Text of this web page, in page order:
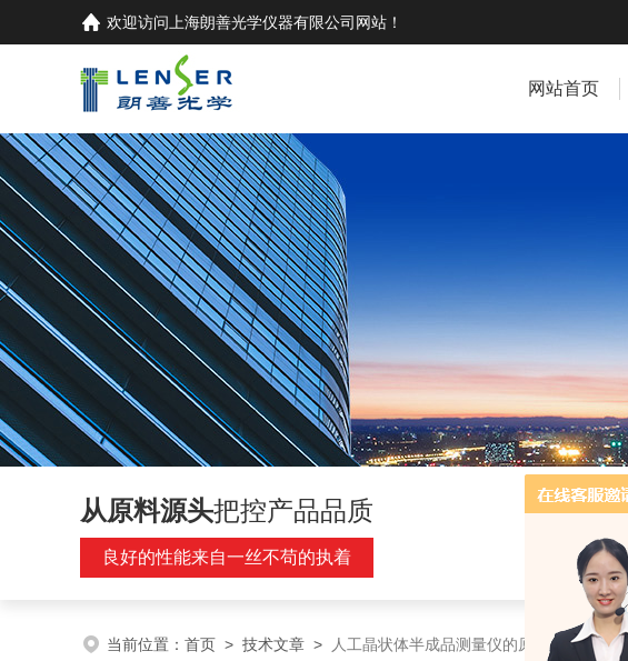
欢迎访问 上海朗善光学仪器有限公司 网站！
网站首页
从原料源头把控产品品质
良好的性能来自一丝不苟的执着
当前位置： 首页 > 技术文章 > 人工晶状体半成品测量仪的原理和优势